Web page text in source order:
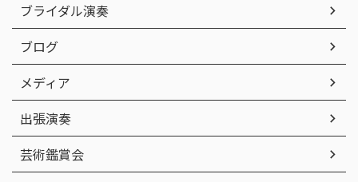
ブライダル演奏
ブログ
メディア
出張演奏
芸術鑑賞会